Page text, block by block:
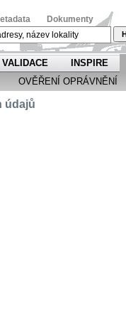
Dokumenty
VALIDACE
INSPIRE
OVĚŘENÍ OPRÁVNĚNÍ
údajů